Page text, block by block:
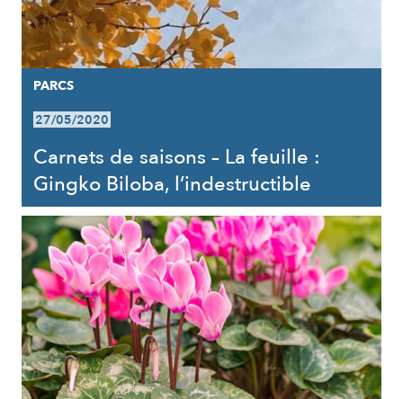
PARCS
27/05/2020
Carnets de saisons – La feuille :
Gingko Biloba, l’indestructible